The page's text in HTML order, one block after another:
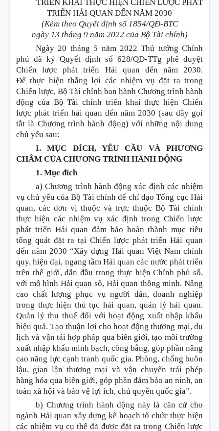
TRIỂN KHAI THỰC HIỆN CHIẾN LƯỢC PHÁT
TRIỂN HẢI QUAN ĐẾN NĂM 2030
(Kèm theo Quyết định số1854/QĐ-BTC
ngày 13 tháng 9 năm 2022 của Bộ Tài chính)
Ngày 20 tháng 5 năm 2022 Thủ tướng Chính
phủ đã ký Quyết định số 628/QĐ-TTg phê duyệt
Chiến lược phát triển Hải quan đến năm 2030.
Đểthực hiện thắng lợi các nhiệm vụ đặt ra trong
Chiến lược, Bộ Tài chính ban hành Chương trình hành
động của Bộ Tài chính triển khai thực hiện Chiến
lược phát triển hải quan đến năm 2030 (sau đây gọi
tắt là Chương trình hành động) với những nội dung
chủ yếu sau:
I. MỤC ĐÍCH, YÊU CẦU VÀ PHƯƠNG
CHÂM CỦA CHƯƠNG TRÌNH HÀNH ĐỘNG
1. Mục đích
a) Chương trình hành động xác định các nhiệm
vụ chủ yếu của Bộ Tài chính để chỉ đạo Tổng cục Hải
quan, các đơn vị thuộc và trực thuộc Bộ Tài chính
thực hiện các nhiệm vụ xác định trong Chiến lược
phát triển Hải quan đảm bảo hoàn thành mục tiêu
tổng quát đặt ra tại Chiến lược phát triển Hải quan
đến năm 2030 “Xây dựng Hải quan Việt Nam chính
quy, hiện đại, ngang tầm Hải quan các nước phát triển
trên thế giới, dẫn đầu trong thực hiện Chính phủ số,
với mô hình Hải quan số, Hải quan thông minh. Nâng
cao chất lượng phục vụ người dân, doanh nghiệp
trong thực hiện thủ tục hải quan, quản lý hải quan.
Quản lý thu thuế đối với hoạt động xuất nhập khẩu
hiệu quả. Tạo thuận lợi cho hoạt động thương mại, du
lịch và vận tải hợp pháp qua biên giới, tạo môi trường
xuất nhập khẩu minh bạch, công bằng, góp phần nâng
cao năng lực cạnh tranh quốc gia. Phòng, chống buôn
lậu, gian lận thương mại và vận chuyển trái phép
hàng hóa qua biên giới, góp phần đảm bảo an ninh, an
toàn xã hội và bảo vệ lợi ích, chủ quyền quốc gia”.
b) Chương trình hành động này là căn cứ cho
ngành Hải quan xây dựng kế hoạch tổ chức thực hiện
các nhiệm vụ cụ thể đã được đặt ra trong Chiến lược